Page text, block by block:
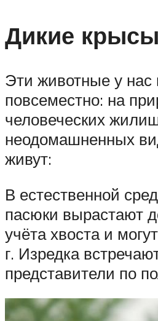
Дикие
Эти животные у нас
повсеместно: на
человеческих
неодомашненных
живут:
В естественной
пасюки вырастают
учёта хвоста и
г. Изредка
представители по